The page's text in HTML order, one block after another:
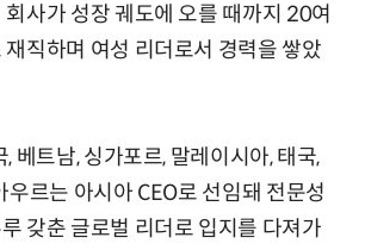
사가 성장 궤도에 오를 때까지 20여
직하며 여성 리더로서 경력을 쌓았
베트남, 싱가포르, 말레이시아, 태국,
우르는 아시아 CEO로 선임돼 전문성
갖춘 글로벌 리더로 입지를 다져가